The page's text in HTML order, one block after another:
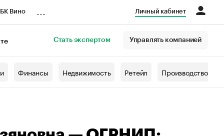
Вино Личный кабинет
Стать экспертом Управлять компанией
Финансы Недвижимость Ретейл Производство